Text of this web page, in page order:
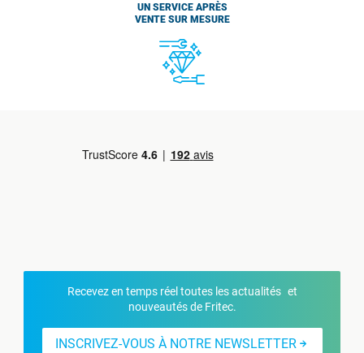
UN SERVICE APRÈS
VENTE SUR MESURE
Recevez en temps réel toutes les actualités et
nouveautés de Fritec.
INSCRIVEZ-VOUS À NOTRE NEWSLETTER